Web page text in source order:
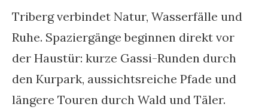
Triberg verbindet Natur, Wasserfälle und
Ruhe. Spaziergänge beginnen direkt vor
der Haustür: kurze Gassi-Runden durch
den Kurpark, aussichtsreiche Pfade und
längere Touren durch Wald und Täler.